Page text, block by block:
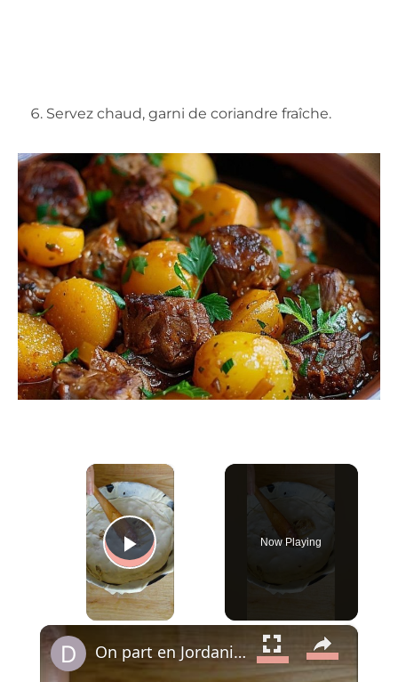
Servez chaud, garni de coriandre fraîche.
×
Play Video
Now Playing
×
On part en Jordanie avec El Makmoura, un grand plat de fête en couches de pâte maison